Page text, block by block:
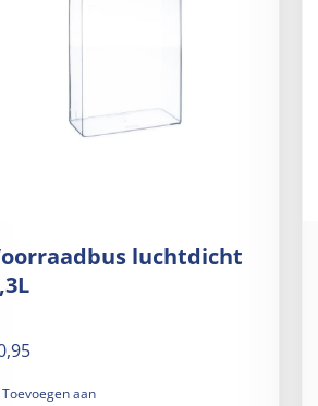
luchtdicht
Toevoegen aan